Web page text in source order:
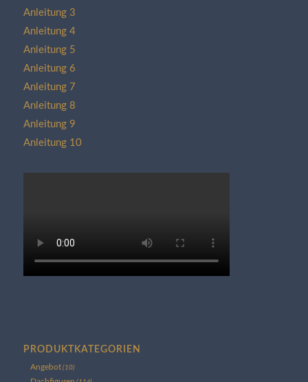
Anleitung 3
Anleitung 4
Anleitung 5
Anleitung 6
Anleitung 7
Anleitung 8
Anleitung 9
Anleitung 10
PRODUKTKATEGORIEN
Angebot (10)